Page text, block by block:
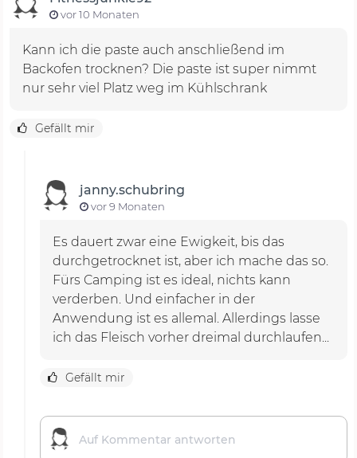
vor 10 Monaten
Kann ich die paste auch anschließend im
Backofen trocknen? Die paste ist super nimmt
nur sehr viel Platz weg im Kühlschrank
Gefällt mir
janny.schubring
vor 9 Monaten
Es dauert zwar eine Ewigkeit, bis das
durchgetrocknet ist, aber ich mache das so.
Fürs Camping ist es ideal, nichts kann
verderben. Und einfacher in der
Anwendung ist es allemal. Allerdings lasse
ich das Fleisch vorher dreimal durchlaufen...
Gefällt mir